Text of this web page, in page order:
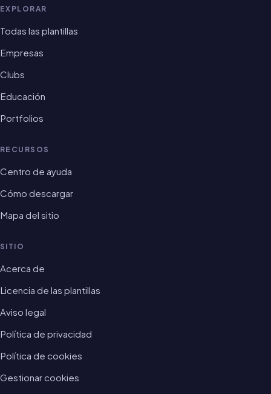
EXPLORAR
Todas las plantillas
Empresas
Clubs
Educación
Portfolios
RECURSOS
Centro de ayuda
Cómo descargar
Mapa del sitio
SITIO
Acerca de
Licencia de las plantillas
Aviso legal
Política de privacidad
Política de cookies
Gestionar cookies